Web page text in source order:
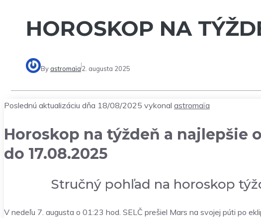
HOROSKOP NA
By astromaïa2. augusta 2025
Poslednú aktualizáciu dňa 18/08/2025 vykonal astromaïa
Horoskop na týždeň a najlepšie
do 17.08.2025
Stručný pohľad na horoskop
V nedeľu 7. augusta o 01:23 hod. SELČ prešiel Mars na svojej púti po